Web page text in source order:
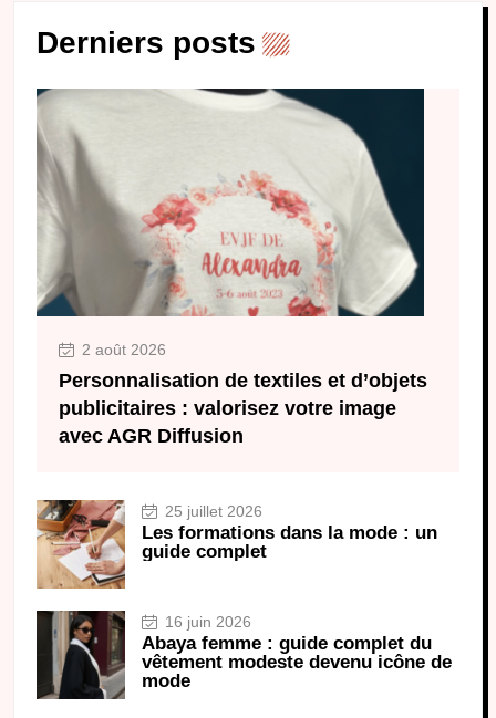
Derniers posts
2 août 2026
Personnalisation de textiles et d’objets
publicitaires : valorisez votre image
avec AGR Diffusion
25 juillet 2026
Les formations dans la mode : un
guide complet
16 juin 2026
Abaya femme : guide complet du
vêtement modeste devenu icône de
mode